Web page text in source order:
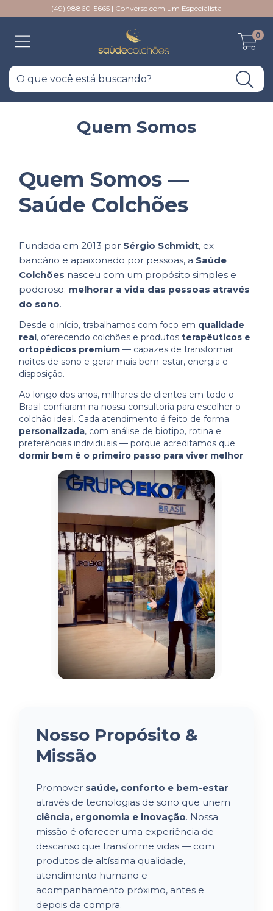
(49) 98860-5665 | Converse com um Especialista
0
Quem Somos
Quem Somos —
Saúde Colchões
Fundada em 2013 por Sérgio Schmidt, ex-
bancário e apaixonado por pessoas, a Saúde
Colchões nasceu com um propósito simples e
poderoso: melhorar a vida das pessoas através
do sono.
Desde o início, trabalhamos com foco em qualidade
real, oferecendo colchões e produtos terapêuticos e
ortopédicos premium — capazes de transformar
noites de sono e gerar mais bem-estar, energia e
disposição.
Ao longo dos anos, milhares de clientes em todo o
Brasil confiaram na nossa consultoria para escolher o
colchão ideal. Cada atendimento é feito de forma
personalizada, com análise de biotipo, rotina e
preferências individuais — porque acreditamos que
dormir bem é o primeiro passo para viver melhor.
Nosso Propósito &
Missão
Promover saúde, conforto e bem-estar
através de tecnologias de sono que unem
ciência, ergonomia e inovação. Nossa
missão é oferecer uma experiência de
descanso que transforme vidas — com
produtos de altíssima qualidade,
atendimento humano e
acompanhamento próximo, antes e
depois da compra.